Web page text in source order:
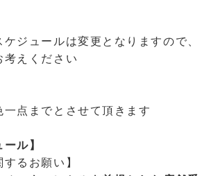
ジュールは変更となりますので、
考えください
点までとさせて頂きます
ル】
するお願い】